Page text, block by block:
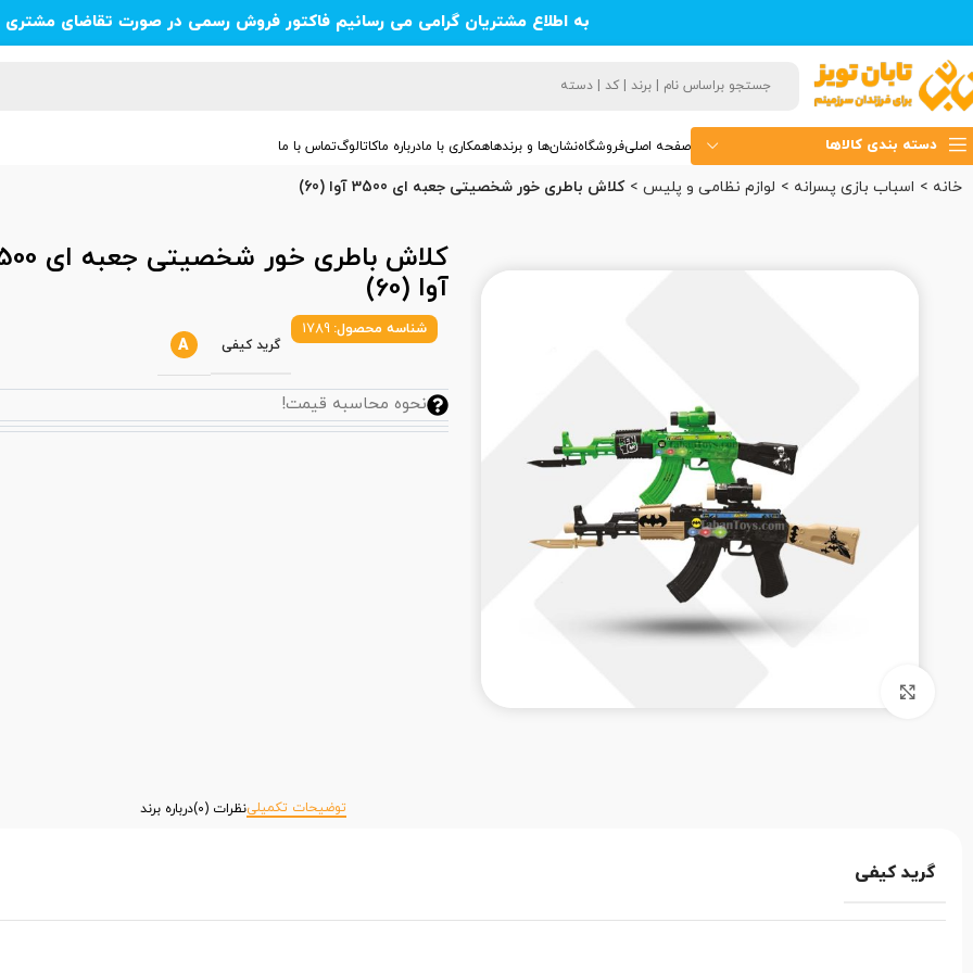
به اطلاع مشتریان گرامی می رسانیم فاکتور فروش رسمی در صورت تقاضای مشتری
دسته بندی کالاها صفحه اصلیفروشگاهنشان‌ها و برندهاهمکاری با مادرباره ماکاتالوگتماس با ما
خانه اسباب بازی پسرانه لوازم نظامی و پلیس کلاش باطری خور شخصیتی جعبه ای 3500 آوا (60)
کلاش باطری خور
آوا (60)
شناسه محصول: 1789
گرید کیفی A
نحوه محاسبه قیمت!
توضیحات تکمیلینظرات (0) درباره برند
گرید کیفی